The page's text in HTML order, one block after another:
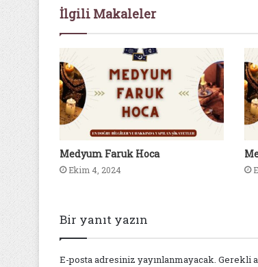
İlgili Makaleler
Medyum Faruk Hoca
Ekim 4, 2024
Bir yanıt yazın
E-posta adresiniz yayınlanmayacak. Gerekli